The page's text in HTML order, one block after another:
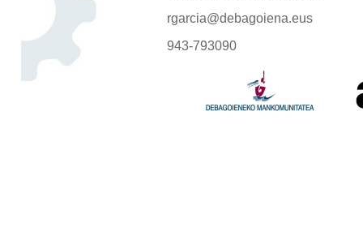
rgarcia@debagoiena.eus
943-793090